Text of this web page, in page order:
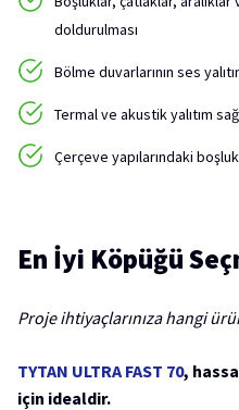
doldurulması
Bölme duvarlarının ses
Termal ve akustik yalıtım
Çerçeve yapılarındaki
En İyi Köpüğü
Proje ihtiyaçlarınıza hangi
TYTAN ULTRA FAST 70,
için idealdir.